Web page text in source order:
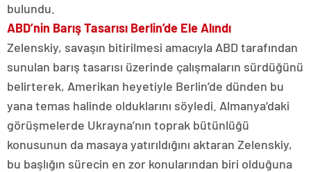
bulundu.
ABD’nin Barış Tasarısı Berlin’de Ele Alındı
Zelenskiy, savaşın bitirilmesi amacıyla ABD tarafından
sunulan barış tasarısı üzerinde çalışmaların sürdüğünü
belirterek, Amerikan heyetiyle Berlin’de dünden bu
yana temas halinde olduklarını söyledi. Almanya’daki
görüşmelerde Ukrayna’nın toprak bütünlüğü
konusunun da masaya yatırıldığını aktaran Zelenskiy,
bu başlığın sürecin en zor konularından biri olduğuna